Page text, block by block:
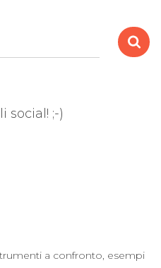
social! ;-)
a confronto, esempi